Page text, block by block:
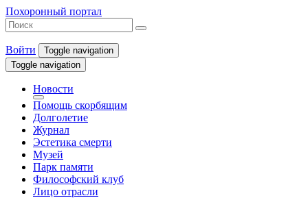
Похоронный портал
Войти
Toggle navigation
Toggle navigation
Новости
Помощь скорбящим
Долголетие
Журнал
Эстетика смерти
Музей
Парк памяти
Философский клуб
Лицо отрасли